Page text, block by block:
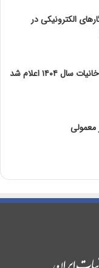
الکترونیکی در
۱۴۰۴ اعلام شد
معمولی